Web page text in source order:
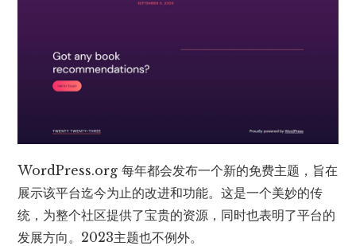
WordPress.org 每年都会发布一个新的免费主题，旨在
展示该平台迄今为止的改进和功能。这是一个美妙的传
统，为整个社区提供了宝贵的资源，同时也表明了平台的
发展方向。 2023主题也不例外。